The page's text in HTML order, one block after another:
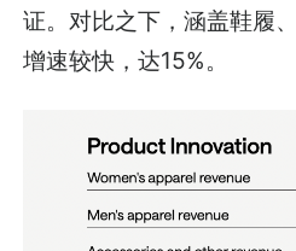
证。对比之下，涵盖鞋履
增速较快，达15%。